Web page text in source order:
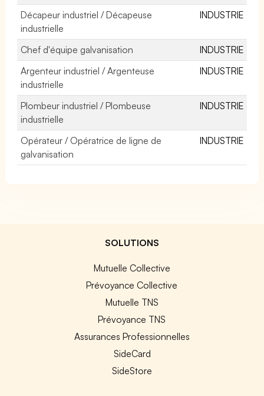
Décapeur industriel / Décapeuse
industrielle
INDUSTRIE
Chef d'équipe galvanisation
INDUSTRIE
Argenteur industriel / Argenteuse
industrielle
INDUSTRIE
Plombeur industriel / Plombeuse
industrielle
INDUSTRIE
Opérateur / Opératrice de ligne de
galvanisation
INDUSTRIE
SOLUTIONS
Mutuelle Collective
Prévoyance Collective
Mutuelle TNS
Prévoyance TNS
Assurances Professionnelles
SideCard
SideStore